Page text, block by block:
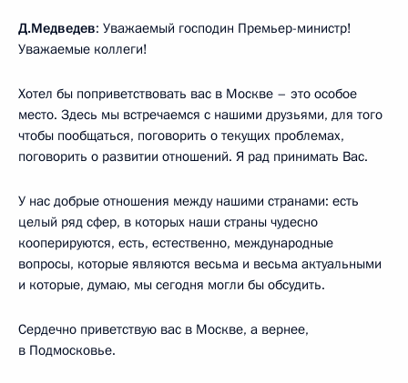
Д.Медведев: Уважаемый господин Премьер-министр!
Уважаемые коллеги!
Хотел бы поприветствовать вас в Москве – это особое
место. Здесь мы встречаемся с нашими друзьями, для того
чтобы пообщаться, поговорить о текущих проблемах,
поговорить о развитии отношений. Я рад принимать Вас.
У нас добрые отношения между нашими странами: есть
целый ряд сфер, в которых наши страны чудесно
кооперируются, есть, естественно, международные
вопросы, которые являются весьма и весьма актуальными
и которые, думаю, мы сегодня могли бы обсудить.
Сердечно приветствую вас в Москве, а вернее,
в Подмосковье.